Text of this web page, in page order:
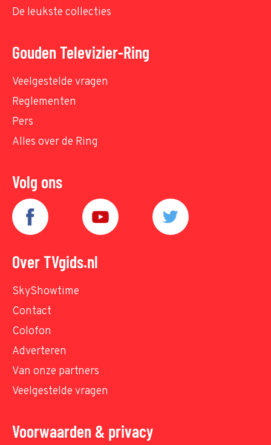
De leukste collecties
Gouden Televizier-Ring
Veelgestelde vragen
Reglementen
Pers
Alles over de Ring
Volg ons
Over TVgids.nl
SkyShowtime
Contact
Colofon
Adverteren
Van onze partners
Veelgestelde vragen
Voorwaarden & privacy